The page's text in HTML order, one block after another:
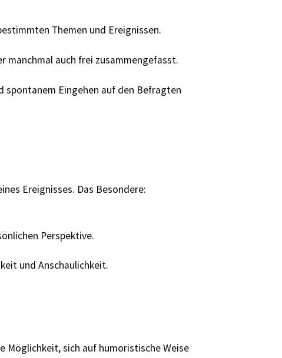
Themen und Ereignissen.
manchmal auch frei zusammengefasst.
spontanem Eingehen auf den Befragten
Ereignisses. Das Besondere:
Perspektive.
und Anschaulichkeit.
sich auf humoristische Weise